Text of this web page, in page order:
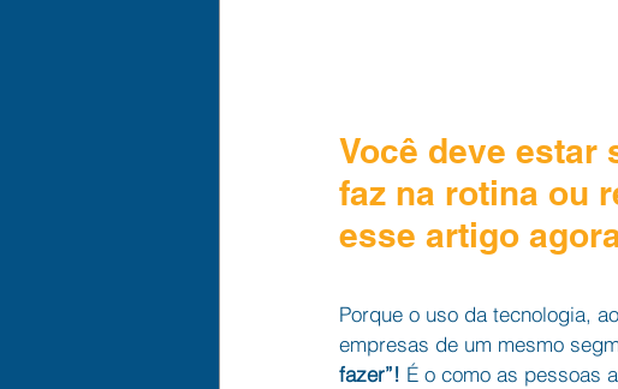
Você deve estar
faz na rotina ou
esse artigo
Porque o uso da tecnologia,
empresas de um mesmo
fazer”! É o como as pessoas